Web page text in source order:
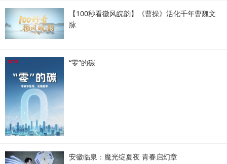
【100秒看徽风皖韵】《曹操》活化千年曹魏文
脉
“零”的碳
安徽临泉：魔光绽夏夜 青春启幻章